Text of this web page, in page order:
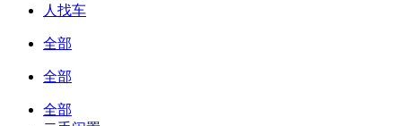
人找车
全部
全部
全部